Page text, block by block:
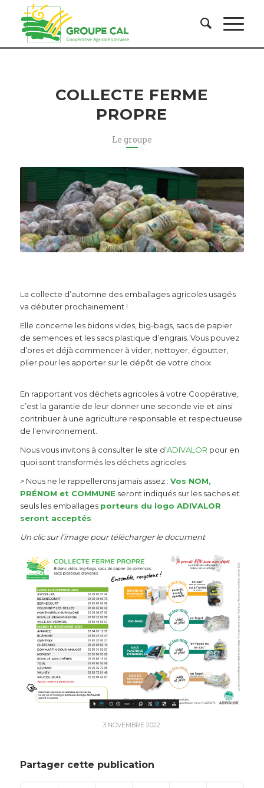
COLLECTE FERME
PROPRE
Le groupe
La collecte d’automne des emballages agricoles usagés
va débuter prochainement !
Elle concerne les bidons vides, big-bags, sacs de papier
de semences et les sacs plastique d’engrais. Vous pouvez
d’ores et déjà commencer à vider, nettoyer, égoutter,
plier pour les apporter sur le dépôt de votre choix.
En rapportant vos déchets agricoles à votre Coopérative,
c’est la garantie de leur donner une seconde vie et ainsi
contribuer à une agriculture responsable et respectueuse
de l’environnement.
Nous vous invitons à consulter le site d’ADIVALOR pour en
quoi sont transformés les déchets agricoles
> Nous ne le rappellerons jamais assez : Vos NOM,
PRÉNOM et COMMUNE seront indiqués sur les saches et
seuls les emballages porteurs du logo ADIVALOR
seront acceptés
Un clic sur l’image pour télécharger le document
3 NOVEMBRE 2022
Partager cette publication